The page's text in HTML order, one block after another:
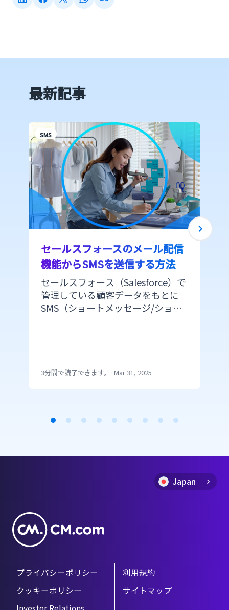
最新記事
SMS
セールスフォースのメール配信
機能からSMSを送信する方法
セールスフォース（Salesforce）で
管理している顧客データをもとに
SMS（ショートメッセージ/ショー
の利用で開発の手間がかかります。
メールと同じ手順でSMSが送信でき
ご紹介します。
3分間で読了できます。 ·Mar 31, 2025
1
Japan
プライバシーポリシー
利用規約
クッキーポリシー
サイトマップ